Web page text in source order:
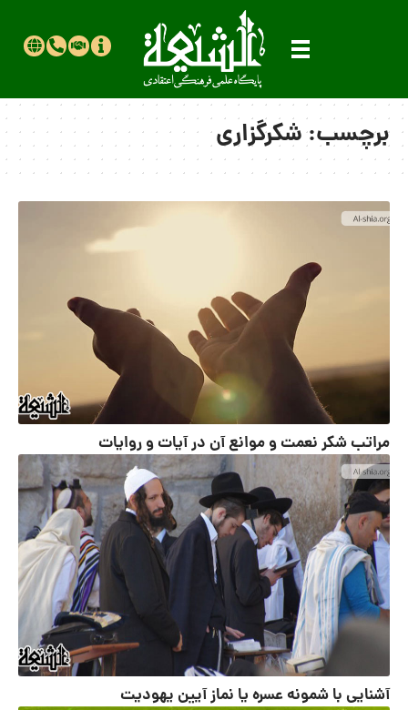
برچسب:شکرگزاری
مراتب شکر نعمت و موانع آن در آیات و روایات
آشنایی با شمونه عسره یا نماز آیین یهودیت